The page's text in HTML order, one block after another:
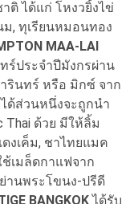
ติ ได้แก่ โหงวยิ้งไข่
, ทุเรียนหมอนทอง
MAA-LAI
ร์ประจำปีมังกรผ่าน
นทร์ หรือ มิกซ์ จาก
ด้ส่วนหนึ่งจะถูกนำ
Thai ด้วย มีให้ลิ้ม
งเค็ม, ชาไทยแมค
เมล็ดกาแฟจาก
านพระโขนง-ปรีดี
BANGKOKได้รับ